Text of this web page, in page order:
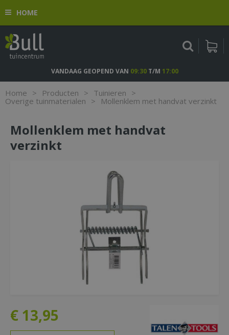
n
o
HOME
Home > Producten > Tuinieren >
Overige tuinmaterialen > Mollenklem met handvat verzinkt
VANDAAG GEOPEND VAN 09:30T/M 17:00
Mollenklem met handvat
verzinkt
€ 13,95